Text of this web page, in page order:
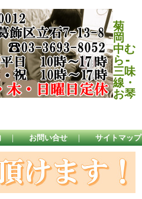
菊
岡
中む
ら-
三味
線・
お琴
｜ お問い合せ ｜ サイトマップ